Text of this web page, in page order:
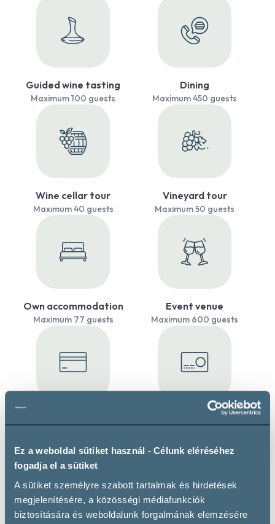
Ez a weboldal sütiket használ - Célunk eléréséhez
fogadja el a sütiket
A sütiket személyre szabott tartalmak és hirdetések
megjelenítésére, a közösségi médiafunkciók
biztosítására és weboldalunk forgalmának elemzésére
Guided wine tasting
Maximum 100 guests
Dining
Maximum 450 guests
Wine cellar tour
Maximum 40 guests
Vineyard tour
Maximum 50 guests
Own accommodation
Maximum 77 guests
Event venue
Maximum 600 guests
Payment by SZÉP card
WiFi Private parking